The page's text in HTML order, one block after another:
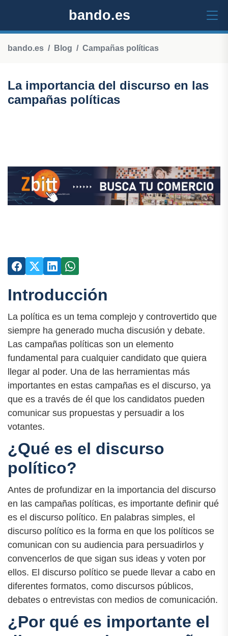
bando.es
bando.es Blog Campañas políticas
La importancia del discurso en las
campañas políticas
Introducción
La política es un tema complejo y controvertido que
siempre ha generado mucha discusión y debate.
Las campañas políticas son un elemento
fundamental para cualquier candidato que quiera
llegar al poder. Una de las herramientas más
importantes en estas campañas es el discurso, ya
que es a través de él que los candidatos pueden
comunicar sus propuestas y persuadir a los
votantes.
¿Qué es el discurso
político?
Antes de profundizar en la importancia del discurso
en las campañas políticas, es importante definir qué
es el discurso político. En palabras simples, el
discurso político es la forma en que los políticos se
comunican con su audiencia para persuadirlos y
convencerlos de que sigan sus ideas y voten por
ellos. El discurso político se puede llevar a cabo en
diferentes formatos, como discursos públicos,
debates o entrevistas con medios de comunicación.
¿Por qué es importante el